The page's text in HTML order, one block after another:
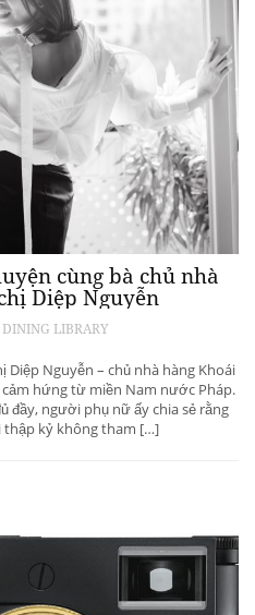
cùng bà chủ nhà
Diệp Nguyễn
LIBRARY
Diệp Nguyễn – chủ nhà hàng Khoái
hứng từ miền Nam nước Pháp.
đầy, người phụ nữ ấy chia sẻ rằng
thập kỷ không tham […]